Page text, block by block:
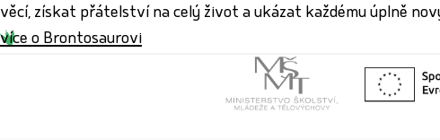
věcí, získat přátelství na celý život a ukázat každému úplně
více o Brontosaurovi